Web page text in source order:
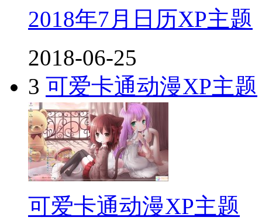
2018年7月日历XP主题
2018-06-25
3 可爱卡通动漫XP主题
可爱卡通动漫XP主题